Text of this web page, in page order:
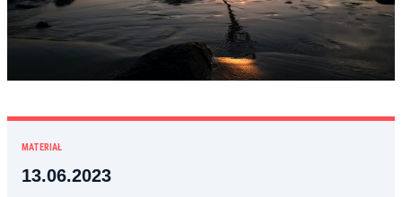
MATERIAŁ
13.06.2023